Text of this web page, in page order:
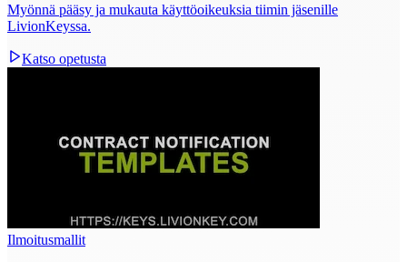
Myönnä pääsy ja mukauta käyttöoikeuksia tiimin jäsenille
LivionKeyssa.
Katso opetusta
Ilmoitusmallit